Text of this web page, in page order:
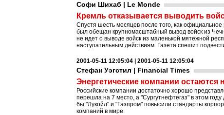
Софи Шихаб | Le Monde
Кремль отказывается выводить
Спустя шесть месяцев после того, как
был обещан крупномасштабный вывод войск из
не идет о выводе войск из маленькой мятежной
наступательным действиям. Газета спешит
2001-05-11 12:05:04 | 2001-05-11 12:05:04
Стефан Уэгстил | Financial Times
Энергетические компании остаются
Российские компании достаточно хорошо
перешла на 7 место, а "Сургутнефтегаз" в этом
бы "Лукойл" и "Газпром" повысили стандарты
компаний в мире.